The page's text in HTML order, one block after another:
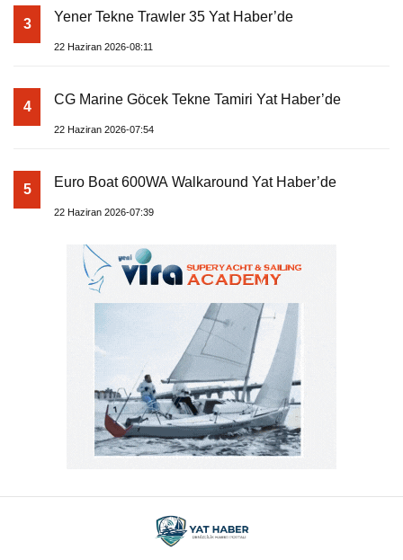
3 Yener Tekne Trawler 35 Yat Haber’de
22 Haziran 2026-08:11
4 CG Marine Göcek Tekne Tamiri Yat Haber’de
22 Haziran 2026-07:54
5 Euro Boat 600WA Walkaround Yat Haber’de
22 Haziran 2026-07:39